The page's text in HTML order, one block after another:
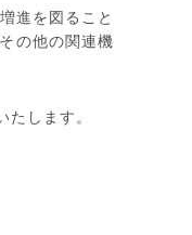
進を図ること
の他の関連機
します。